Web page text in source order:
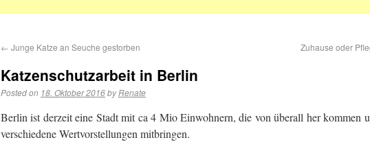
← Junge Katze an Seuche gestorben Zuhause oder
Katzenschutzarbeit in Berlin
Posted on 18. Oktober 2016by Renate
Berlin ist derzeit eine Stadt mit ca 4 Mio Einwohnern, die von überall her kommen
verschiedene Wertvorstellungen mitbringen.